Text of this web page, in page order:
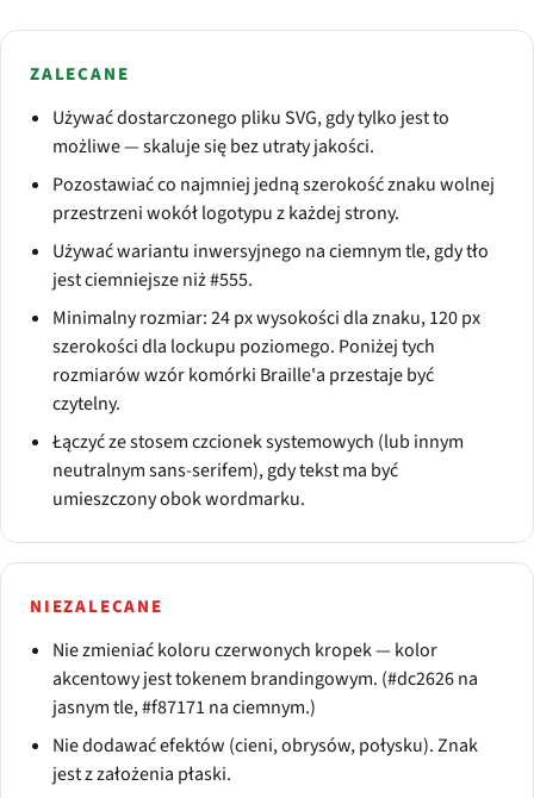
ZALECANE
Używać dostarczonego pliku SVG, gdy tylko jest to
możliwe — skaluje się bez utraty jakości.
Pozostawiać co najmniej jedną szerokość znaku wolnej
przestrzeni wokół logotypu z każdej strony.
Używać wariantu inwersyjnego na ciemnym tle, gdy tło
jest ciemniejsze niż #555.
Minimalny rozmiar: 24 px wysokości dla znaku, 120 px
szerokości dla lockupu poziomego. Poniżej tych
rozmiarów wzór komórki Braille'a przestaje być
czytelny.
Łączyć ze stosem czcionek systemowych (lub innym
neutralnym sans-serifem), gdy tekst ma być
umieszczony obok wordmarku.
NIEZALECANE
Nie zmieniać koloru czerwonych kropek — kolor
akcentowy jest tokenem brandingowym. (#dc2626 na
jasnym tle, #f87171 na ciemnym.)
Nie dodawać efektów (cieni, obrysów, połysku). Znak
jest z założenia płaski.